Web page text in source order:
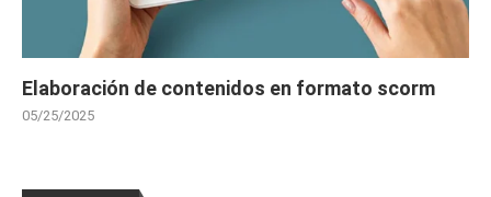
Elaboración de contenidos en formato scorm
05/25/2025